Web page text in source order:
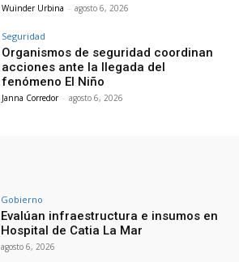
Wuinder Urbina - agosto 6, 2026
Seguridad
Organismos de seguridad coordinan
acciones ante la llegada del
fenómeno El Niño
Janna Corredor - agosto 6, 2026
Gobierno
Evalúan infraestructura e insumos en
Hospital de Catia La Mar
agosto 6, 2026